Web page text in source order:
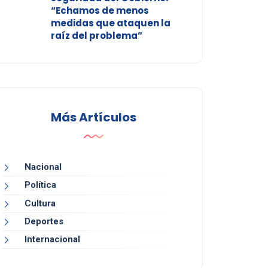
“Echamos de menos
medidas que ataquen la
raíz del problema”
Más Artículos
Nacional
Política
Cultura
Deportes
Internacional